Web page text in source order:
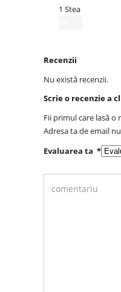
1 Stea
Recenzii
Nu există recenzii.
Scrie o recenzie a
Fii primul care lasă o
Adresa ta de email
Evaluarea ta *